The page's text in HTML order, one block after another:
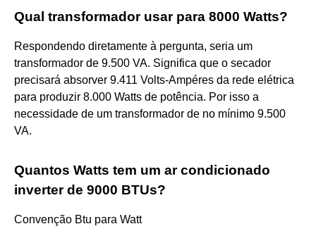
Qual transformador usar para 8000 Watts?
Respondendo diretamente à pergunta, seria um
transformador de 9.500 VA. Significa que o secador
precisará absorver 9.411 Volts-Ampéres da rede elétrica
para produzir 8.000 Watts de potência. Por isso a
necessidade de um transformador de no mínimo 9.500
VA.
Quantos Watts tem um ar condicionado
inverter de 9000 BTUs?
Convenção Btu para Watt